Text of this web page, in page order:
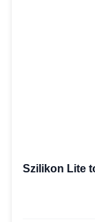
Szilikon Lite